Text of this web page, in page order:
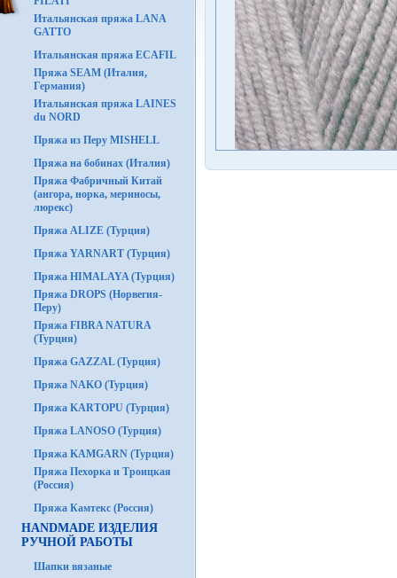
Итальянская пряжа LANA
GATTO
Итальянская пряжа ECAFIL
Пряжа SEAM (Италия,
Германия)
Итальянская пряжа LAINES
du NORD
Пряжа из Перу MISHELL
Пряжа на бобинах (Италия)
Пряжа Фабричный Китай
(ангора, норка, мериносы,
люрекс)
Пряжа ALIZE (Турция)
Пряжа YARNART (Турция)
Пряжа HIMALAYA (Турция)
Пряжа DROPS (Норвегия-
Перу)
Пряжа FIBRA NATURA
(Турция)
Пряжа GAZZAL (Турция)
Пряжа NAKO (Турция)
Пряжа KARTOPU (Турция)
Пряжа LANOSO (Турция)
Пряжа KAMGARN (Турция)
Пряжа Пехорка и Троицкая
(Россия)
Пряжа Камтекс (Россия)
HANDMADE ИЗДЕЛИЯ
РУЧНОЙ РАБОТЫ
Шапки вязаные